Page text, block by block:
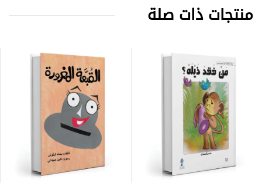
منتجات ذات صلة